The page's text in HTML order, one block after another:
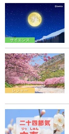
サイエンス
レジャー